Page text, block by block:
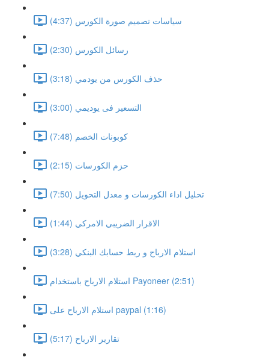
سياسات تصميم صورة الكورس (4:37)
رسائل الكورس (2:30)
حذف الكورس من يودمي (3:18)
التسعير فى يوديمي (3:00)
كوبونات الخصم (7:48)
حزم الكورسات (2:15)
تحليل اداء الكورسات و معدل التحويل (7:50)
الاقرار الضريبي الامركي (1:44)
استلام الارباح و ربط حسابك البنكي (3:28)
استلام الارباح باستخدام Payoneer (2:51)
استلام الارباح على paypal (1:16)
تقارير الارباح (5:17)